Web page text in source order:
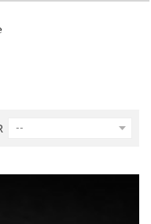
--